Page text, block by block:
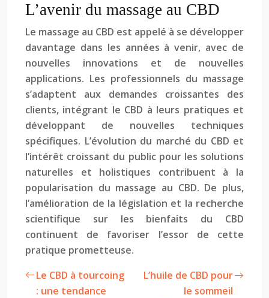
L’avenir du massage au CBD
Le massage au CBD est appelé à se développer
davantage dans les années à venir, avec de
nouvelles innovations et de nouvelles
applications. Les professionnels du massage
s’adaptent aux demandes croissantes des
clients, intégrant le CBD à leurs pratiques et
développant de nouvelles techniques
spécifiques. L’évolution du marché du CBD et
l’intérêt croissant du public pour les solutions
naturelles et holistiques contribuent à la
popularisation du massage au CBD. De plus,
l’amélioration de la législation et la recherche
scientifique sur les bienfaits du CBD
continuent de favoriser l’essor de cette
pratique prometteuse.
Le CBD à tourcoing
: une tendance
L’huile de CBD pour
le sommeil